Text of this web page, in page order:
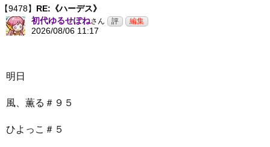
【9478】 RE:《ハーデス》
初代ゆるせぽねさん
2026/08/06 11:17
明日
風、薫る＃９５
ひよっこ＃５